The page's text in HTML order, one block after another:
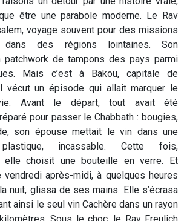
être une parabole moderne. Le Rav
voyage souvent pour des missions
dans des régions lointaines. Son
de tampons des pays parmi
Mais c’est à Bakou, capitale de
vécut un épisode qui allait marquer le
Avant le départ, tout avait été
pour passer le Chabbath : bougies,
son épouse mettait le vin dans une
incassable. Cette fois,
elle choisit une bouteille en verre. Et
après-midi, à quelques heures
nuit, glissa de ses mains. Elle s’écrasa
ainsi le seul vin Cachère dans un rayon
Sous le choc, le Rav Freulich